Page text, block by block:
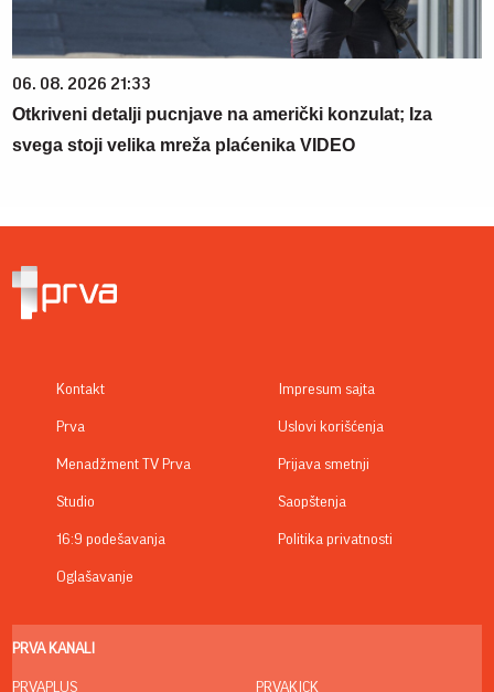
06. 08. 2026 21:33
Otkriveni detalji pucnjave na američki konzulat; Iza
svega stoji velika mreža plaćenika VIDEO
Kontakt
Prva
Menadžment TV Prva
Studio
16:9 podešavanja
Oglašavanje
Impresum sajta
Uslovi korišćenja
Prijava smetnji
Saopštenja
Politika privatnosti
PRVA KANALI
PRVAPLUS PRVAKICK